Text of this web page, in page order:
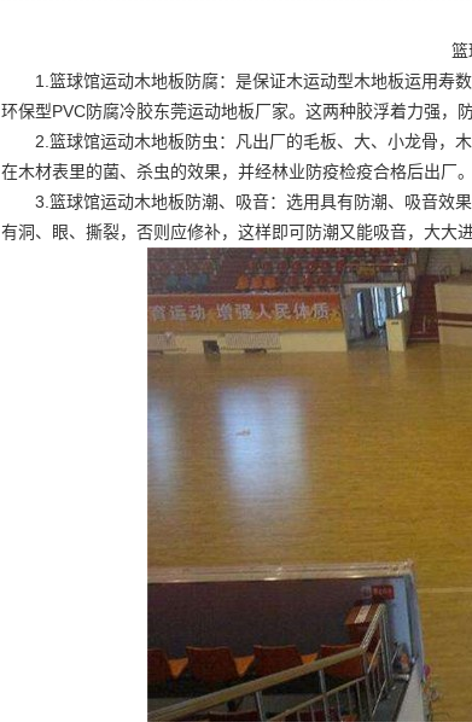
篮
1.篮球馆运动木地板防腐：是保证木运动型木地板运用寿
环保型PVC防腐冷胶东莞运动地板厂家。这两种胶浮着力强，
2.篮球馆运动木地板防虫：凡出厂的毛板、大、小龙骨，
在木材表里的菌、杀虫的效果，并经林业防疫检疫合格后出厂
3.篮球馆运动木地板防潮、吸音：选用具有防潮、吸音效
有洞、眼、撕裂，否则应修补，这样即可防潮又能吸音，大大